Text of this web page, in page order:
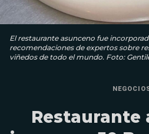
El restaurante asunceno fue
recomendaciones de expertos sobre
viñedos de todo el mundo. Foto:
Restaurante